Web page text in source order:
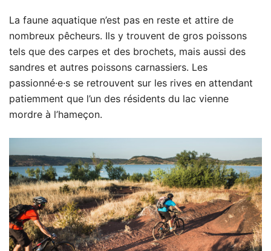
La faune aquatique n’est pas en reste et attire de
nombreux pêcheurs. Ils y trouvent de gros poissons
tels que des carpes et des brochets, mais aussi des
sandres et autres poissons carnassiers. Les
passionné·e·s se retrouvent sur les rives en attendant
patiemment que l’un des résidents du lac vienne
mordre à l’hameçon.